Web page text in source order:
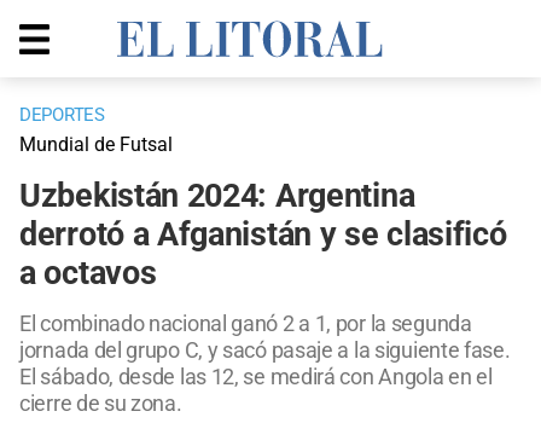
DEPORTES
Mundial de Futsal
Uzbekistán 2024: Argentina
derrotó a Afganistán y se clasificó
a octavos
El combinado nacional ganó 2 a 1, por la segunda
jornada del grupo C, y sacó pasaje a la siguiente fase.
El sábado, desde las 12, se medirá con Angola en el
cierre de su zona.